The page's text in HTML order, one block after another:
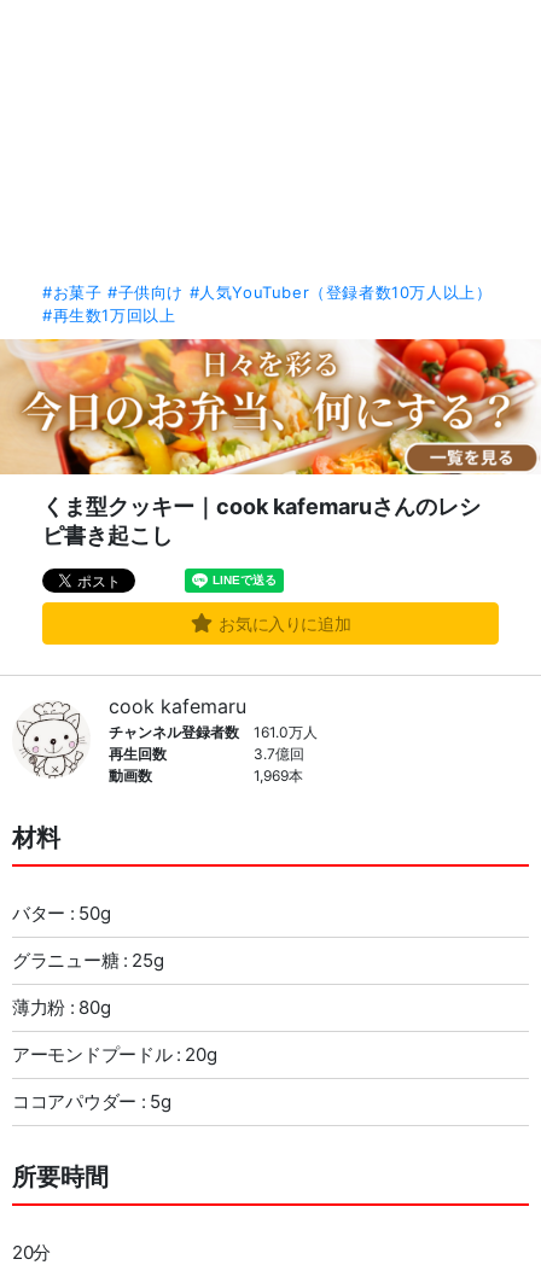
#お菓子 #子供向け #人気YouTuber（登録者数10万人以上）
#再生数1万回以上
くま型クッキー｜cook kafemaruさんのレシ
ピ書き起こし
お気に入りに追加
cook kafemaru
チャンネル登録者数
161.0万人
再生回数
3.7億回
動画数
1,969本
材料
バター : 50g
グラニュー糖 : 25g
薄力粉 : 80g
アーモンドプードル : 20g
ココアパウダー : 5g
所要時間
20分